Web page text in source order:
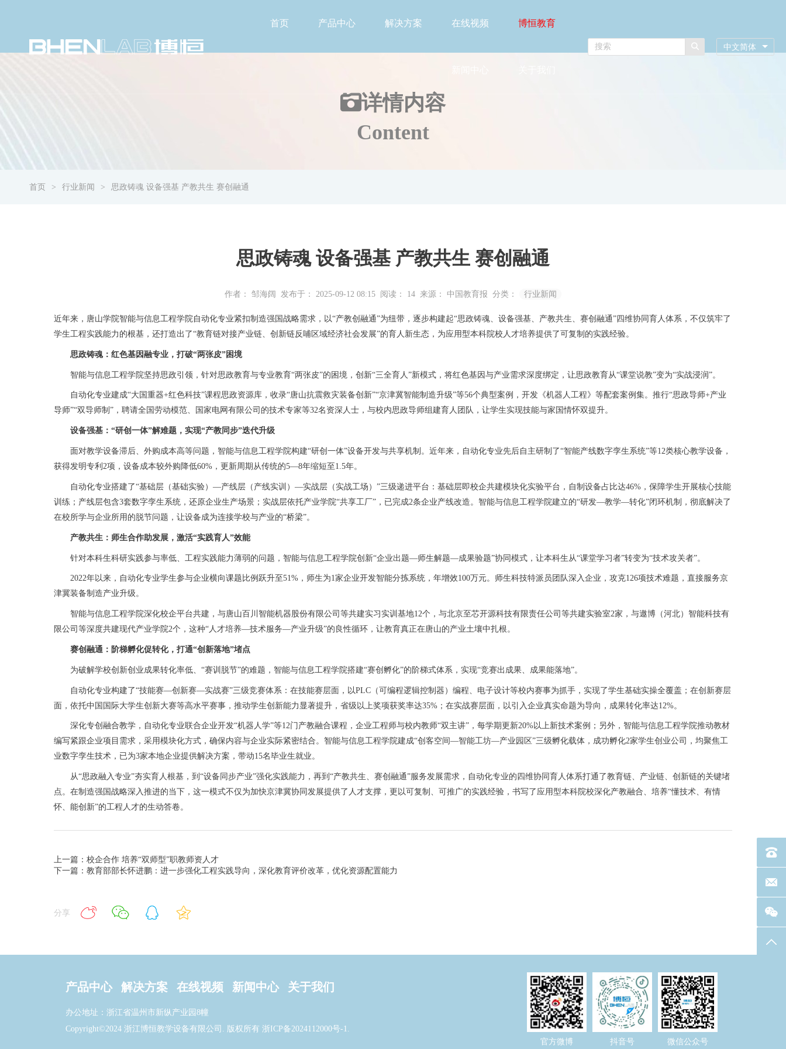
首页 产品中心 解决方案 在线视频 博恒教育
中文简体
详情内容
Content
首页 行业新闻 思政铸魂 设备强基 产教共生 赛创融通
思政铸魂 设备强基 产教共生 赛创融通
作者： 邹海阔 发布于： 2025-09-12 08:15 阅读： 14 来源： 中国教育报 分类： 行业新闻
近年来，唐山学院智能与信息工程学院自动化专业紧扣制造强国战略需求，以“产教创融通”为纽带，逐步构建起“思政铸魂、设备强基、产教共生、赛创融通”四维协同育人体系，不仅筑牢了
学生工程实践能力的根基，还打造出了“教育链对接产业链、创新链反哺区域经济社会发展”的育人新生态，为应用型本科院校人才培养提供了可复制的实践经验。
思政铸魂：红色基因融专业，打破“两张皮”困境
智能与信息工程学院坚持思政引领，针对思政教育与专业教育“两张皮”的困境，创新“三全育人”新模式，将红色基因与产业需求深度绑定，让思政教育从“课堂说教”变为“实战浸润”。
自动化专业建成“大国重器+红色科技”课程思政资源库，收录“唐山抗震救灾装备创新”“京津冀智能制造升级”等56个典型案例，开发《机器人工程》等配套案例集。推行“思政导师+产业
导师”“双导师制”，聘请全国劳动模范、国家电网有限公司的技术专家等32名资深人士，与校内思政导师组建育人团队，让学生实现技能与家国情怀双提升。
设备强基：“研创一体”解难题，实现“产教同步”迭代升级
面对教学设备滞后、外购成本高等问题，智能与信息工程学院构建“研创一体”设备开发与共享机制。近年来，自动化专业先后自主研制了“智能产线数字孪生系统”等12类核心教学设备，
获得发明专利2项，设备成本较外购降低60%，更新周期从传统的5—8年缩短至1.5年。
自动化专业搭建了“基础层（基础实验）—产线层（产线实训）—实战层（实战工场）”三级递进平台：基础层即校企共建模块化实验平台，自制设备占比达46%，保障学生开展核心技能
训练；产线层包含3套数字孪生系统，还原企业生产场景；实战层依托产业学院“共享工厂”，已完成2条企业产线改造。智能与信息工程学院建立的“研发—教学—转化”闭环机制，彻底解决了
在校所学与企业所用的脱节问题，让设备成为连接学校与产业的“桥梁”。
产教共生：师生合作助发展，激活“实践育人”效能
针对本科生科研实践参与率低、工程实践能力薄弱的问题，智能与信息工程学院创新“企业出题—师生解题—成果验题”协同模式，让本科生从“课堂学习者”转变为“技术攻关者”。
2022年以来，自动化专业学生参与企业横向课题比例跃升至51%，师生为1家企业开发智能分拣系统，年增效100万元。师生科技特派员团队深入企业，攻克126项技术难题，直接服务京
津冀装备制造产业升级。
智能与信息工程学院深化校企平台共建，与唐山百川智能机器股份有限公司等共建实习实训基地12个，与北京至芯开源科技有限责任公司等共建实验室2家，与遨博（河北）智能科技有
限公司等深度共建现代产业学院2个，这种“人才培养—技术服务—产业升级”的良性循环，让教育真正在唐山的产业土壤中扎根。
赛创融通：阶梯孵化促转化，打通“创新落地”堵点
为破解学校创新创业成果转化率低、“赛训脱节”的难题，智能与信息工程学院搭建“赛创孵化”的阶梯式体系，实现“竞赛出成果、成果能落地”。
自动化专业构建了“技能赛—创新赛—实战赛”三级竞赛体系：在技能赛层面，以PLC（可编程逻辑控制器）编程、电子设计等校内赛事为抓手，实现了学生基础实操全覆盖；在创新赛层
面，依托中国国际大学生创新大赛等高水平赛事，推动学生创新能力显著提升，省级以上奖项获奖率达35%；在实战赛层面，以引入企业真实命题为导向，成果转化率达12%。
深化专创融合教学，自动化专业联合企业开发“机器人学”等12门产教融合课程，企业工程师与校内教师“双主讲”，每学期更新20%以上新技术案例；另外，智能与信息工程学院推动教材
编写紧跟企业项目需求，采用模块化方式，确保内容与企业实际紧密结合。智能与信息工程学院建成“创客空间—智能工坊—产业园区”三级孵化载体，成功孵化2家学生创业公司，均聚焦工
业数字孪生技术，已为3家本地企业提供解决方案，带动15名毕业生就业。
从“思政融入专业”夯实育人根基，到“设备同步产业”强化实践能力，再到“产教共生、赛创融通”服务发展需求，自动化专业的四维协同育人体系打通了教育链、产业链、创新链的关键堵
点。在制造强国战略深入推进的当下，这一模式不仅为加快京津冀协同发展提供了人才支撑，更以可复制、可推广的实践经验，书写了应用型本科院校深化产教融合、培养“懂技术、有情
怀、能创新”的工程人才的生动答卷。
上一篇：校企合作 培养“双师型”职教师资人才
下一篇：教育部部长怀进鹏：进一步强化工程实践导向，深化教育评价改革，优化资源配置能力
分享
产品中心 解决方案 在线视频 新闻中心 关于我们
办公地址：浙江省温州市新纵产业园8幢
Copyright©2024 浙江博恒教学设备有限公司. 版权所有 浙ICP备2024112000号-1.
官方微博
抖音号 微信公众号
电话
联系
返回